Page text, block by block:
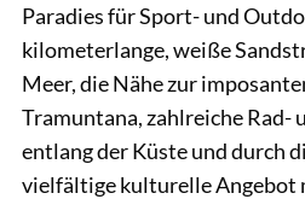
Paradies für Sport- und
kilometerlange, weiße
Meer, die Nähe zur
Tramuntana, zahlreiche Rad-
entlang der Küste und durch
vielfältige kulturelle Angebot